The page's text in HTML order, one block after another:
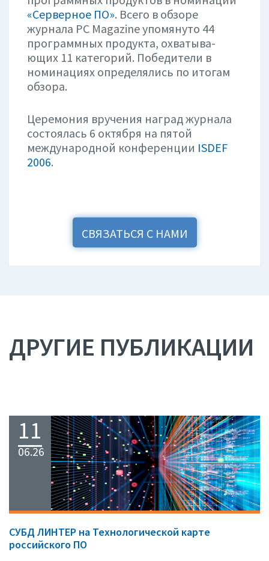
«Серверное ПО». Всего в обзоре
журнала PC Magazine упомянуто 44
прог­рам­мных про­дук­та, ох­ва­тыва­
ющих 11 ка­тего­рий. Победители в
номинациях определялись по итогам
обзора.
Церемония вручения наград журнала
состоялась 6 октября на пятой
международной конференции ISDEF
2006.
СВЯЗАТЬСЯ С НАМИ
ДРУГИЕ ПУБЛИКАЦИИ
11
06.26
СУБД ЛИНТЕР на Технологической карте
российского ПО